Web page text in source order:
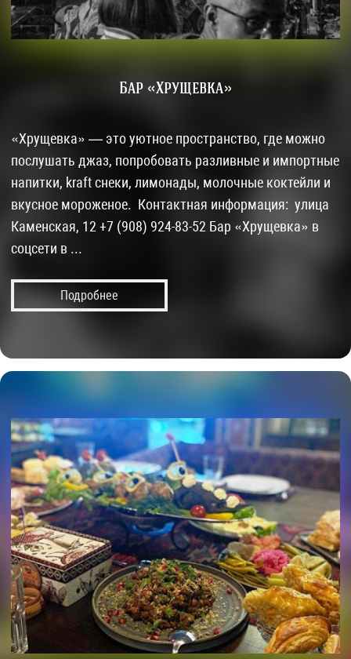
Бар «Хрущевка»
«Хрущевка» — это уютное пространство, где можно
послушать джаз, попробовать разливные и импортные
напитки, kraft снеки, лимонады, молочные коктейли и
вкусное мороженое. Контактная информация: улица
Каменская, 12 +7 (908) 924-83-52 Бар «Хрущевка» в
соцсети в ...
Подробнее